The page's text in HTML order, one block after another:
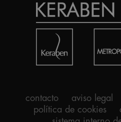
contacto aviso legal
política de cookies